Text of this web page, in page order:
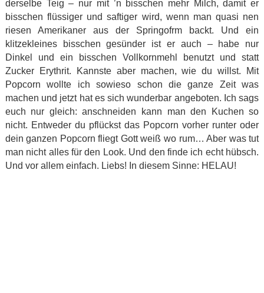
derselbe Teig – nur mit ’n bisschen mehr Milch, damit er
bisschen flüssiger und saftiger wird, wenn man quasi nen
riesen Amerikaner aus der Springofrm backt. Und ein
klitzekleines bisschen gesünder ist er auch – habe nur
Dinkel und ein bisschen Vollkornmehl benutzt und statt
Zucker Erythrit. Kannste aber machen, wie du willst. Mit
Popcorn wollte ich sowieso schon die ganze Zeit was
machen und jetzt hat es sich wunderbar angeboten. Ich sags
euch nur gleich: anschneiden kann man den Kuchen so
nicht. Entweder du pflückst das Popcorn vorher runter oder
dein ganzen Popcorn fliegt Gott weiß wo rum… Aber was tut
man nicht alles für den Look. Und den finde ich echt hübsch.
Und vor allem einfach. Liebs! In diesem Sinne: HELAU!